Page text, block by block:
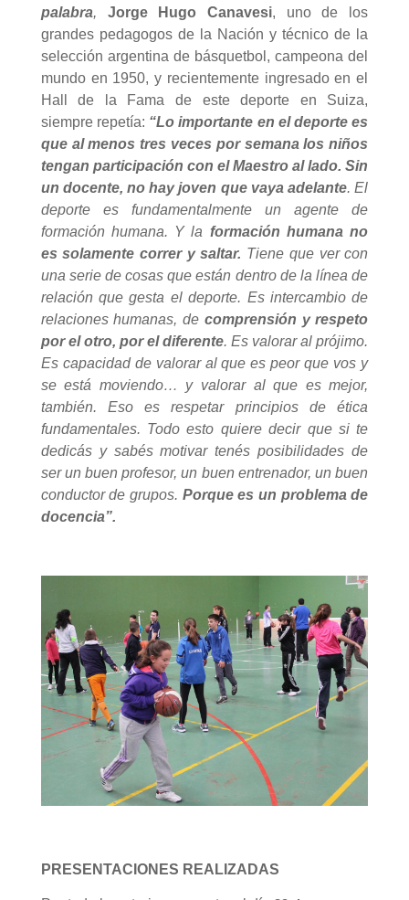
palabra, Jorge Hugo Canavesi, uno de los
grandes pedagogos de la Nación y técnico de la
selección argentina de básquetbol, campeona del
mundo en 1950, y recientemente ingresado en el
Hall de la Fama de este deporte en Suiza,
siempre repetía: “Lo importante en el deporte es
que al menos tres veces por semana los niños
tengan participación con el Maestro al lado. Sin
un docente, no hay joven que vaya adelante. El
deporte es fundamentalmente un agente de
formación humana. Y la formación humana no
es solamente correr y saltar. Tiene que ver con
una serie de cosas que están dentro de la línea de
relación que gesta el deporte. Es intercambio de
relaciones humanas, de comprensión y respeto
por el otro, por el diferente. Es valorar al prójimo.
Es capacidad de valorar al que es peor que vos y
se está moviendo… y valorar al que es mejor,
también. Eso es respetar principios de ética
fundamentales. Todo esto quiere decir que si te
dedicás y sabés motivar tenés posibilidades de
ser un buen profesor, un buen entrenador, un buen
conductor de grupos. Porque es un problema de
docencia”.
PRESENTACIONES REALIZADAS